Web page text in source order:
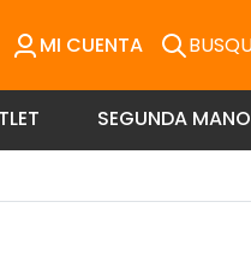
MI CUENTA
SEGUNDA MANO